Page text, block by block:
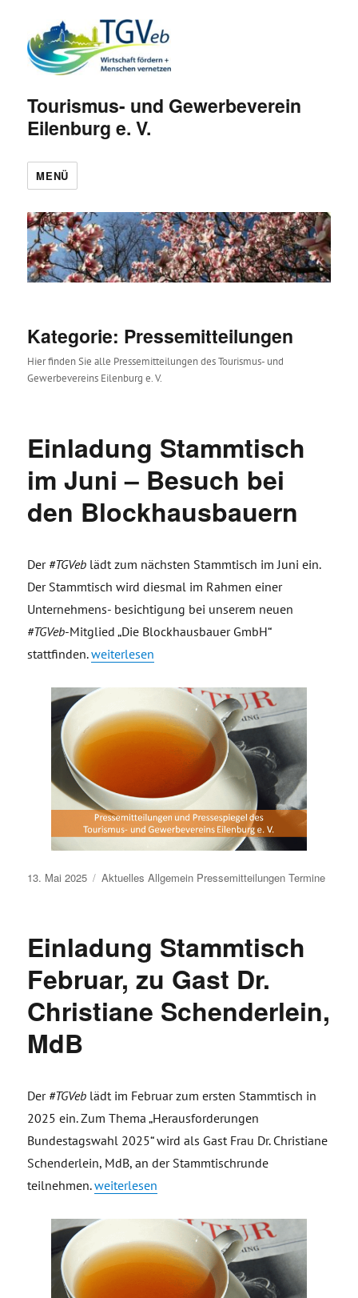
Tourismus- und Gewerbeverein
Eilenburg e. V.
MENÜ
Kategorie: Pressemitteilungen
Hier finden Sie alle Pressemitteilungen des Tourismus- und
Gewerbevereins Eilenburg e. V.
Einladung Stammtisch
im Juni – Besuch bei
den Blockhausbauern
Der #TGVeb lädt zum nächsten Stammtisch im Juni ein.
Der Stammtisch wird diesmal im Rahmen einer
Unternehmens- besichtigung bei unserem neuen
#TGVeb-Mitglied „Die Blockhausbauer GmbH“
stattfinden.„Einladung Stammtisch im Juni – Besuch bei
weiterlesen
Veröffentlicht
13. Mai 2025 Aktuelles Allgemein Pressemitteilungen Termine
Einladung Stammtisch
Februar, zu Gast Dr.
Christiane Schenderlein,
MdB
Der #TGVeb lädt im Februar zum ersten Stammtisch in
2025 ein. Zum Thema „Herausforderungen
Bundestagswahl 2025“ wird als Gast Frau Dr. Christiane
Schenderlein, MdB, an der Stammtischrunde
teilnehmen.„Einladung Stammtisch Februar, zu Gast Dr.
weiterlesen